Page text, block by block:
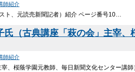
師紹介
ト、元読売新聞記者）紹介 ページ番号10…
（古典講座「萩の会」主宰、
師紹介
、桜蔭学園元教師、毎日新聞文化センター講